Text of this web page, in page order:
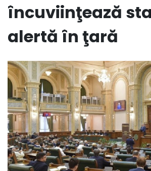
încuviinţează
alertă în ţară